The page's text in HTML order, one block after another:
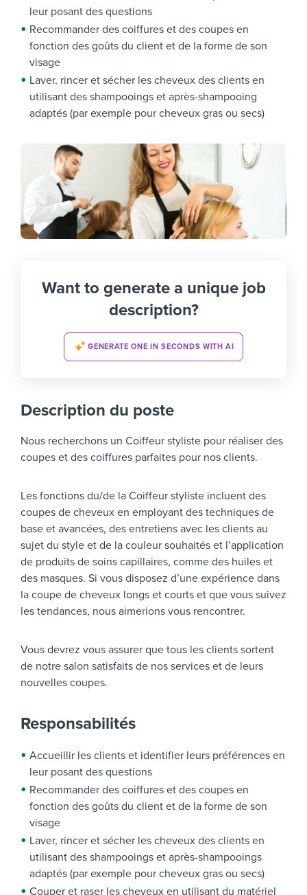
leur posant des questions
Recommander des coiffures et des coupes en
fonction des goûts du client et de la forme de son
visage
Laver, rincer et sécher les cheveux des clients en
utilisant des shampooings et après-shampooing
adaptés (par exemple pour cheveux gras ou secs)
Want to generate a unique job
description?
GENERATE ONE IN SECONDS WITH AI
Description du poste
Nous recherchons un Coiffeur styliste pour réaliser des
coupes et des coiffures parfaites pour nos clients.
Les fonctions du/de la Coiffeur styliste incluent des
coupes de cheveux en employant des techniques de
base et avancées, des entretiens avec les clients au
sujet du style et de la couleur souhaités et l’application
de produits de soins capillaires, comme des huiles et
des masques. Si vous disposez d’une expérience dans
la coupe de cheveux longs et courts et que vous suivez
les tendances, nous aimerions vous rencontrer.
Vous devrez vous assurer que tous les clients sortent
de notre salon satisfaits de nos services et de leurs
nouvelles coupes.
Responsabilités
Accueillir les clients et identifier leurs préférences en
leur posant des questions
Recommander des coiffures et des coupes en
fonction des goûts du client et de la forme de son
visage
Laver, rincer et sécher les cheveux des clients en
utilisant des shampooings et après-shampooings
adaptés (par exemple pour cheveux gras ou secs)
Couper et raser les cheveux en utilisant du matériel